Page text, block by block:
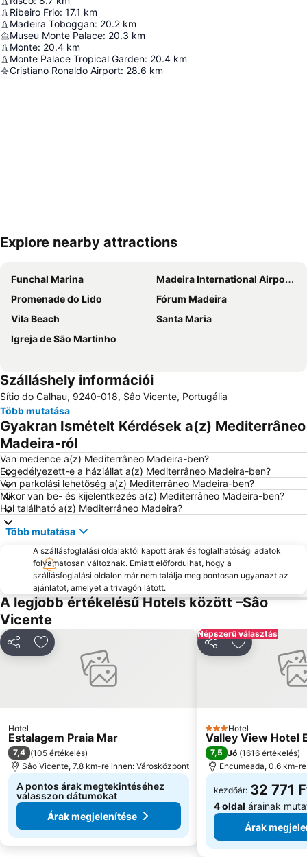
Ribeiro Frio: 17.1 km
Madeira Toboggan: 20.2 km
Museu Monte Palace: 20.3 km
Monte: 20.4 km
Monte Palace Tropical Garden: 20.4 km
Cristiano Ronaldo Airport: 28.6 km
Nagy méretű térkép
Explore nearby attractions
Funchal Marina
Madeira International Airport Cristiano Ronaldo
Promenade do Lido
Fórum Madeira
Vila Beach
Santa Maria
Igreja de São Martinho
Szálláshely információi
Sítio do Calhau, 9240-018, Sâo Vicente, Portugália
Több mutatása
Gyakran Ismételt Kérdések a(z) Mediterrâneo
Madeira-ról
Van medence a(z) Mediterrâneo Madeira-ben?
Engedélyezett-e a háziállat a(z) Mediterrâneo Madeira-ben?
Van parkolási lehetőség a(z) Mediterrâneo Madeira-ben?
Mikor van be- és kijelentkezés a(z) Mediterrâneo Madeira-ben?
Hol található a(z) Mediterrâneo Madeira?
Több mutatása
A szállásfoglalási oldalaktól kapott árak és foglalhatósági adatok
folyamatosan változnak. Emiatt előfordulhat, hogy a
szállásfoglalási oldalon már nem találja meg pontosan ugyanazt az
ajánlatot, amelyet a trivagón látott.
A legjobb értékelésű Hotels között –Sâo
Vicente
MegosztásHozzáadás a kedvencekhez
Hotel
Estalagem Praia Mar
7,4 (105 értékelés)
Sâo Vicente, 7.8 km-re innen: Városközpont
A pontos árak megtekintéséhez
válasszon dátumokat
Árak megjelenítése
Népszerű választás
MegosztásHozzáadás
3 Kategória
Hotel
Valley View Hotel
7,5 Jó (1616 értékelés)
Encumeada, 0.6 km-
kezdőár: 32 771
4 oldal árainak
Árak